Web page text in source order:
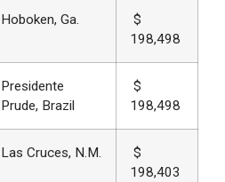
Hoboken, Ga.
$
198,498
Presidente
Prude, Brazil
$
198,498
Las Cruces, N.M.
$
198,403